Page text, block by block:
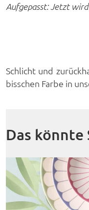
Aufgepasst: Jetzt
Schlicht und
bisschen Farbe in
Das könnte